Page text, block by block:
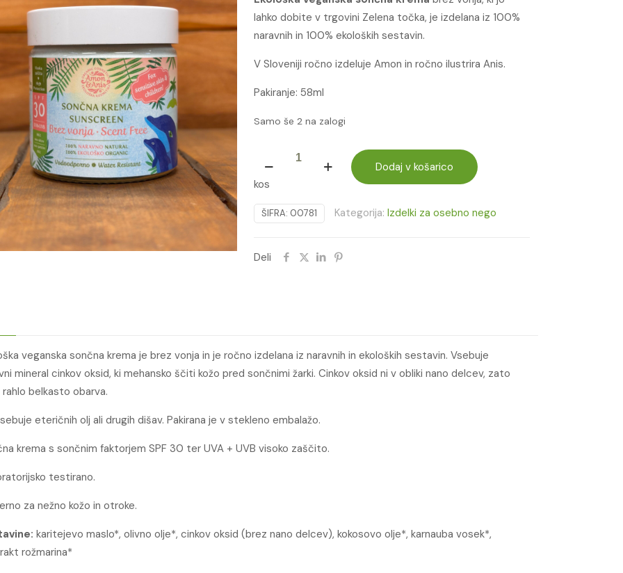
lahko dobite v trgovini Zelena točka, je izdelana iz 100%
naravnih in 100% ekoloških sestavin.
V Sloveniji ročno izdeluje Amon in ročno ilustrira Anis.
Pakiranje: 58ml
Samo še 2 na zalogi
KREMA
BREZ
VONJA
količina
kos
Dodaj v košarico
ŠIFRA: 00781 Kategorija: Izdelki za osebno nego
Deli
veganska sončna krema je brez vonja in je ročno izdelana iz naravnih in ekoloških sestavin. Vsebuje
mineral cinkov oksid, ki mehansko ščiti kožo pred sončnimi žarki. Cinkov oksid ni v obliki nano delcev, zato
rahlo belkasto obarva.
eteričnih olj ali drugih dišav. Pakirana je v stekleno embalažo.
krema s sončnim faktorjem SPF 30 ter UVA + UVB visoko zaščito.
testirano.
za nežno kožo in otroke.
karitejevo maslo*, olivno olje*, cinkov oksid (brez nano delcev), kokosovo olje*, karnauba vosek*,
rožmarina*